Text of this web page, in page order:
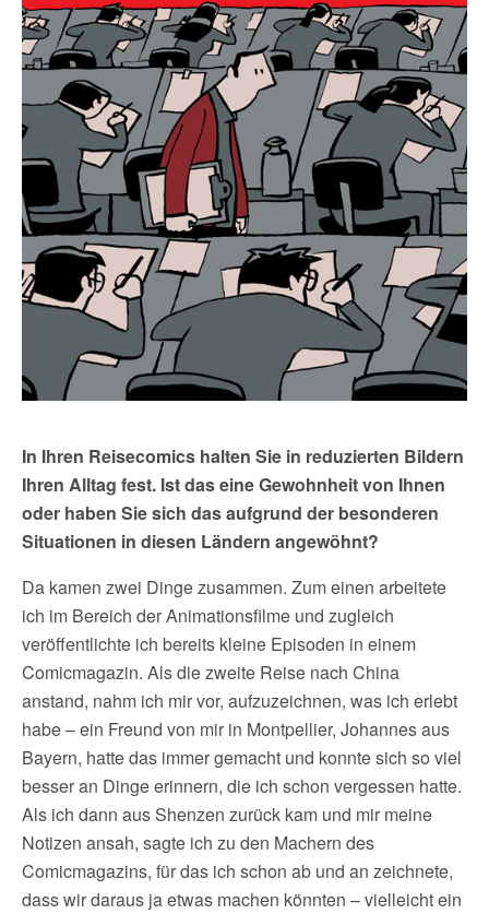
In Ihren Reisecomics halten Sie in reduzierten Bildern
Ihren Alltag fest. Ist das eine Gewohnheit von Ihnen
oder haben Sie sich das aufgrund der besonderen
Situationen in diesen Ländern angewöhnt?
Da kamen zwei Dinge zusammen. Zum einen arbeitete
ich im Bereich der Animationsfilme und zugleich
veröffentlichte ich bereits kleine Episoden in einem
Comicmagazin. Als die zweite Reise nach China
anstand, nahm ich mir vor, aufzuzeichnen, was ich erlebt
habe – ein Freund von mir in Montpellier, Johannes aus
Bayern, hatte das immer gemacht und konnte sich so viel
besser an Dinge erinnern, die ich schon vergessen hatte.
Als ich dann aus Shenzen zurück kam und mir meine
Notizen ansah, sagte ich zu den Machern des
Comicmagazins, für das ich schon ab und an zeichnete,
dass wir daraus ja etwas machen könnten – vielleicht ein